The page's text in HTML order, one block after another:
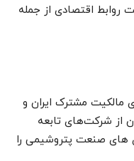
روابط اقتصادی از جمله
مالکیت مشترک ایران و
از شرکت‌های تابعه
های صنعت پتروشیمی را